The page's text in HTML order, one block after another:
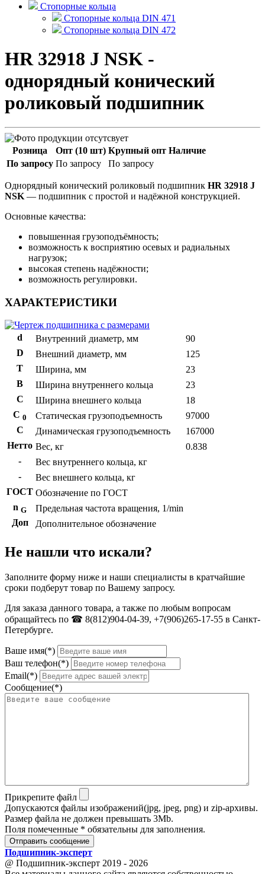
Стопорные кольца
Стопорные кольца DIN 471
Стопорные кольца DIN 472
HR 32918 J NSK -
однорядный конический
роликовый подшипник
Розница Опт (10 шт) Крупный опт Наличие
По запросу По запросу По запросу
Однорядный конический роликовый подшипник HR 32918 J
NSK — подшипник с простой и надёжной конструкцией.
Основные качества:
повышенная грузоподъёмность;
возможность к восприятию осевых и радиальных
нагрузок;
высокая степень надёжности;
возможность регулировки.
ХАРАКТЕРИСТИКИ
d Внутренний диаметр, мм
90
D
Внешний диаметр, мм
125
T
Ширина, мм
23
B
Ширина внутреннего кольца
23
С
Ширина внешнего кольца
18
С 0 Статическая грузоподъемность
97000
C
Динамическая грузоподъемность
167000
Нетто Вес, кг
0.838
-
Вес внутреннего кольца, кг
-
Вес внешнего кольца, кг
ГОСТ Обозначение по ГОСТ
n G
Предельная частота вращения, 1/min
Доп
Дополнительное обозначение
Не нашли что искали?
Заполните форму ниже и наши специалисты в кратчайшие
сроки подберут товар по Вашему запросу.
Для заказа данного товара, а также по любым вопросам
обращайтесь по ☎ 8(812)904-04-39, +7(906)265-17-55 в Санкт-
Петербурге.
Ваше имя(*)
Ваш телефон(*)
Email(*)
Сообщение(*)
Прикрепите файл
Допускаются файлы изображений(jpg, jpeg, png) и zip-архивы.
Размер файла не должен превышать 3Mb.
Поля помеченные * обязательны для заполнения.
Отправить сообщение
Подшипник-эксперт
@ Подшипник-эксперт 2019 - 2026